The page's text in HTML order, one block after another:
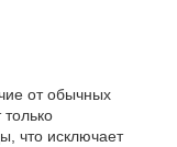
от обычных
что исключает